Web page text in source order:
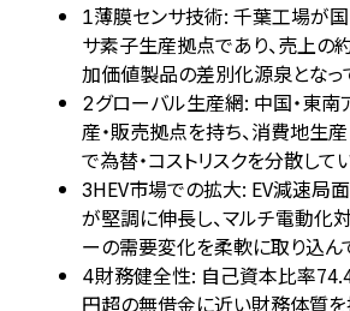
1薄膜センサ技術: 千葉工場が
サ素子生産拠点であり、売上の
加価値製品の差別化源泉となっ
2グローバル生産網: 中国・東南
産・販売拠点を持ち、消費地生
で為替・コストリスクを分散して
3HEV市場での拡大: EV減速局
が堅調に伸長し、マルチ電動化
ーの需要変化を柔軟に取り込ん
4財務健全性: 自己資本比率
円超の無借金に近い財務体質を